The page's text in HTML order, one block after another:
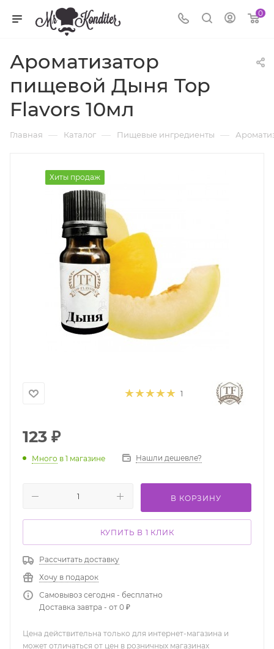
0
Ароматизатор
пищевой Дыня Top
Flavors 10мл
Главная — Каталог — Пищевые ингредиенты —
Хиты продаж
1
123 ₽
Много в 1 магазине Нашли дешевле?
В КОРЗИНУ
КУПИТЬ В 1 КЛИК
Рассчитать доставку
Хочу в подарок
Самовывоз сегодня - бесплатно
Доставка завтра - от 0 ₽
Цена действительна только для интернет-магазина и
может отличаться от цен в розничных магазинах